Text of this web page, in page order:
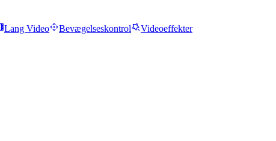
Lang Video Bevægelseskontrol Videoeffekter